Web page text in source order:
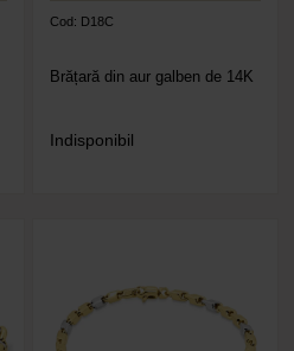
Cod: D18C
Brățară din aur galben de 14K
Indisponibil